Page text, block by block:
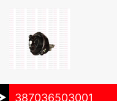
387036503001